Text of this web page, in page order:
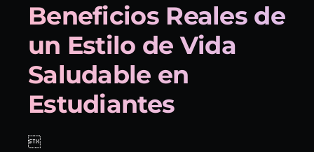
Beneficios Reales de
un Estilo de Vida
Saludable en
Estudiantes
